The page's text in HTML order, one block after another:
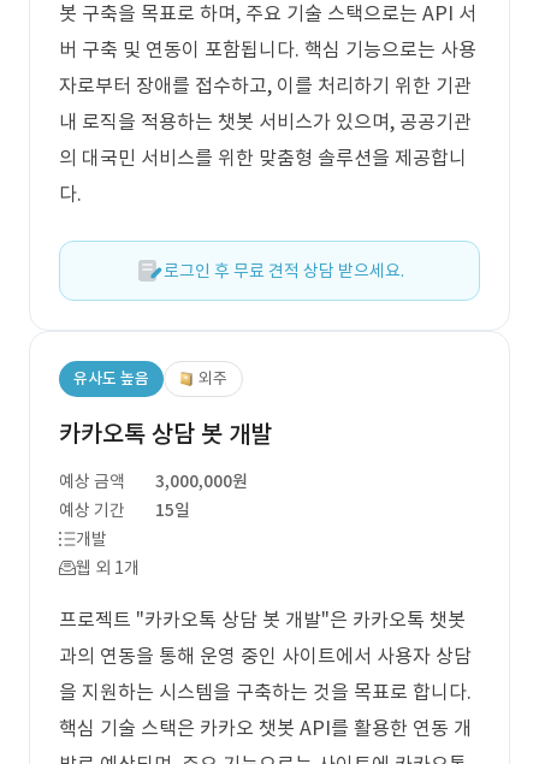
봇 구축을 목표로 하며, 주요 기술 스택으로는 API 서
버 구축 및 연동이 포함됩니다. 핵심 기능으로는 사용
자로부터 장애를 접수하고, 이를 처리하기 위한 기관
내 로직을 적용하는 챗봇 서비스가 있으며, 공공기관
의 대국민 서비스를 위한 맞춤형 솔루션을 제공합니
다.
로그인 후 무료 견적 상담 받으세요.
유사도 높음 외주
카카오톡 상담 봇 개발
예상 금액
3,000,000원
예상 기간
15일
개발
웹 외 1개
프로젝트 "카카오톡 상담 봇 개발"은 카카오톡 챗봇
과의 연동을 통해 운영 중인 사이트에서 사용자 상담
을 지원하는 시스템을 구축하는 것을 목표로 합니다.
핵심 기술 스택은 카카오 챗봇 API를 활용한 연동 개